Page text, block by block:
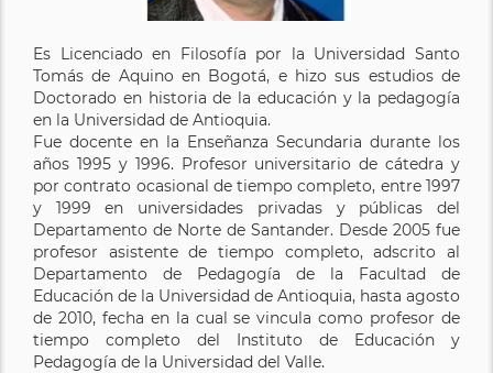
Es Licenciado en Filosofía por la Universidad Santo
Tomás de Aquino en Bogotá, e hizo sus estudios de
Doctorado en historia de la educación y la pedagogía
en la Universidad de Antioquia.
Fue docente en la Enseñanza Secundaria durante los
años 1995 y 1996. Profesor universitario de cátedra y
por contrato ocasional de tiempo completo, entre 1997
y 1999 en universidades privadas y públicas del
Departamento de Norte de Santander. Desde 2005 fue
profesor asistente de tiempo completo, adscrito al
Departamento de Pedagogía de la Facultad de
Educación de la Universidad de Antioquia, hasta agosto
de 2010, fecha en la cual se vincula como profesor de
tiempo completo del Instituto de Educación y
Pedagogía de la Universidad del Valle.